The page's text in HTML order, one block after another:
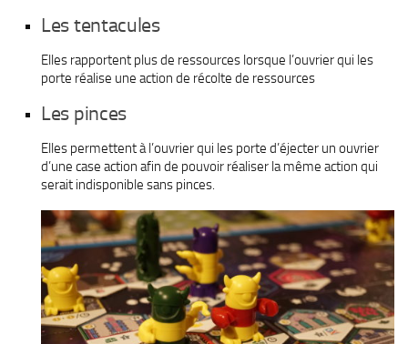
Les tentacules
Elles rapportent plus de ressources lorsque l’ouvrier qui les
porte réalise une action de récolte de ressources
Les pinces
Elles permettent à l’ouvrier qui les porte d’éjecter un ouvrier
d’une case action afin de pouvoir réaliser la même action qui
serait indisponible sans pinces.